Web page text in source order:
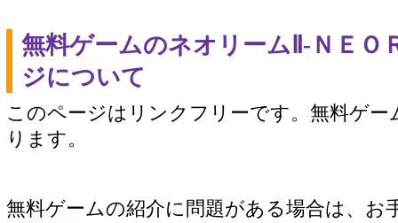
無料ゲームのネオリームⅡ-ＮＥＯ
ジについて
このページはリンクフリーです。無料ゲー
ります。
無料ゲームの紹介に問題がある場合は、お